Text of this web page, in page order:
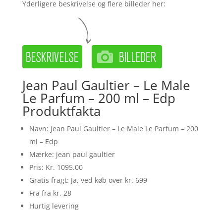
Yderligere beskrivelse og flere billeder her:
Jean Paul Gaultier – Le Male
Le Parfum – 200 ml – Edp
Produktfakta
Navn: Jean Paul Gaultier – Le Male Le Parfum – 200
ml – Edp
Mærke: jean paul gaultier
Pris: Kr. 1095.00
Gratis fragt: Ja, ved køb over kr. 699
Fra fra kr. 28
Hurtig levering